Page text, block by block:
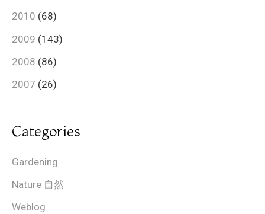
2010 (68)
2009 (143)
2008 (86)
2007 (26)
Categories
Gardening
Nature 自然
Weblog